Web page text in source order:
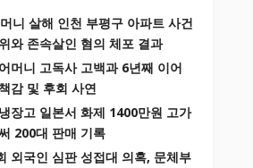
니 살해 인천 부평구 아파트 사건
와 존속살인 혐의 체포 결과
머니 고독사 고백과 6년째 이어
감 및 후회 사연
장고 일본서 화제 1400만원 고가
200대 판매 기록
외국인 심판 성접대 의혹, 문체부